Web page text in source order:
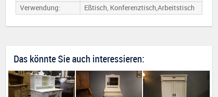
Verwendung:
Eßtisch, Konferenztisch,Arbeitstisch
Das könnte Sie auch interessieren: